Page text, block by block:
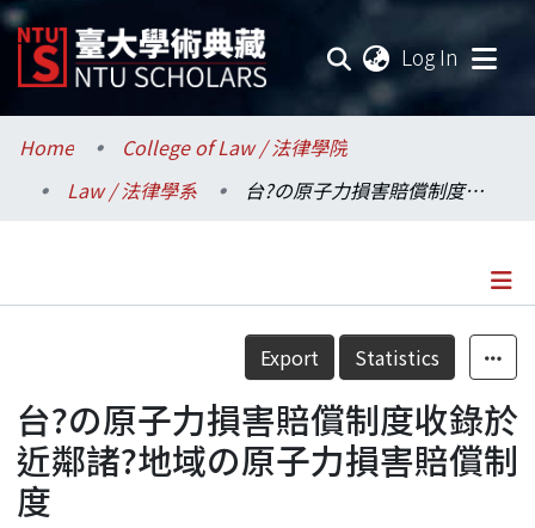
Log In
Communities & Collections
Research Outputs
Statistics
Home
College of Law / 法律學院
Law / 法律學系
台?の原子力損害賠償制度收錄於近鄰諸?地域の原子力損害賠償制度
Details
Export Statistics
台?の原子力損害賠償制度收錄於
近鄰諸?地域の原子力損害賠償制
度